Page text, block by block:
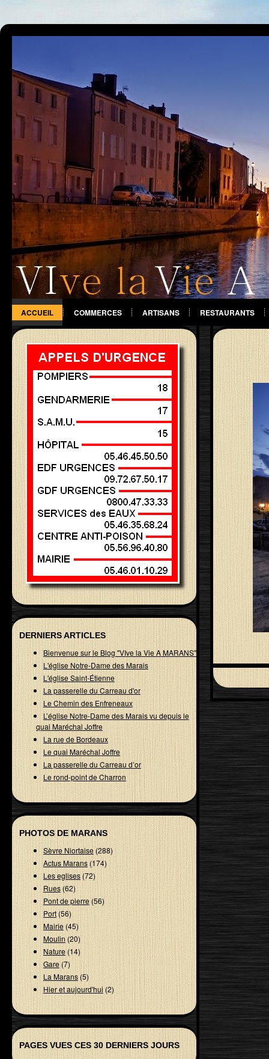
ACCUEIL COMMERCES ARTISANS RESTAURANTS
DIVERS
DERNIERS ARTICLES
Bienvenue sur le Blog "VIve la Vie A MARANS"
L'église Notre-Dame des Marais
L'église Saint-Étienne
La passerelle du Carreau d'or
Le Chemin des Enfreneaux
L’église Notre-Dame des Marais vu depuis le
quai Maréchal Joffre
La rue de Bordeaux
Le quai Maréchal Joffre
La passerelle du Carreau d’or
Le rond-point de Charron
PHOTOS DE MARANS
Sèvre Niortaise(288)
Actus Marans (174)
Les eglises(72)
Rues(62)
Pont de pierre(56)
Port(56)
Mairie(45)
Moulin(20)
Nature(14)
Gare (7)
La Marans(5)
Hier et aujourd'hui (2)
PAGES VUES CES 30 DERNIERS JOURS